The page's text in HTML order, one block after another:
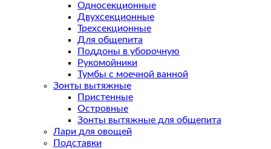
Односекционные
Двухсекционные
Трехсекционные
Для общепита
Поддоны в уборочную
Рукомойники
Тумбы с моечной ванной
Зонты вытяжные
Пристенные
Островные
Зонты вытяжные для общепита
Лари для овощей
Подставки